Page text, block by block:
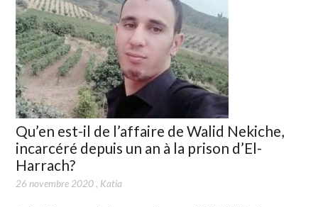
Qu’en est-il de l’affaire de Walid Nekiche,
incarcéré depuis un an à la prison d’El-
Harrach?
26 novembre 2020, Katia